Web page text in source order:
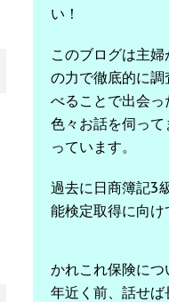
い！
このブログは主
の力で徹底的に
べることで出会
色々お話を伺っ
っています。
過去に日商簿記3
能検定取得に向け
かれこれ保険に
年近く前、話せ